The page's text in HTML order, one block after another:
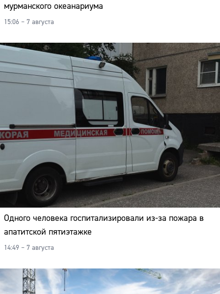
мурманского океанариума
15:06 – 7 августа
Одного человека госпитализировали из-за пожара в
апатитской пятиэтажке
14:49 – 7 августа